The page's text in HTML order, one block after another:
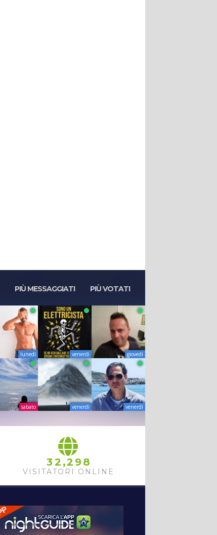
PIÙ MESSAGGIATI PIÙ VOTATI
lunedì venerdì giovedì
sabato venerdì venerdì
32 ,2 98
VISITATORI ONLINE